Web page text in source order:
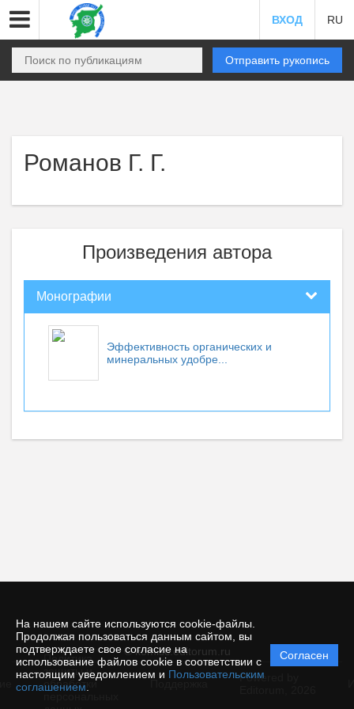
На нашем сайте используются cookie-файлы.
Продолжая пользоваться данным сайтом, вы
подтверждаете свое согласие на
использование файлов cookie в соответствии с
настоящим уведомлением и Пользовательским
соглашением
Согласен
ВХОД RU
Отправить рукопись
Романов Г. Г.
Произведения автора
Монографии
Эффективность органических и
минеральных удобре...
© komisc.editorum.ru
Политика
защиты и
обработки
Powered by